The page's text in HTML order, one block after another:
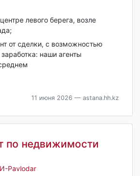
левого берега, возле
от сделки, с возможностью
наши агенты
11 июня 2026 — astana.hh.kz
по недвижимости
Pavlodar